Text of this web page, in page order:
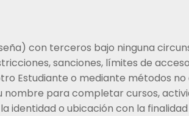
con terceros bajo ninguna
sanciones, límites de
Estudiante o mediante métodos no
para completar cursos,
identidad o ubicación con la